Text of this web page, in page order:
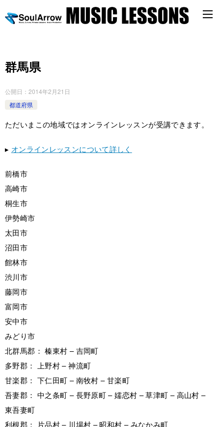
群馬県
公開日： 2014年2月21日
都道府県
ただいまこの地域ではオンラインレッスンが受講できます。
▸ オンラインレッスンについて詳しく
前橋市
高崎市
桐生市
伊勢崎市
太田市
沼田市
館林市
渋川市
藤岡市
富岡市
安中市
みどり市
北群馬郡： 榛東村 – 吉岡町
多野郡： 上野村 – 神流町
甘楽郡： 下仁田町 – 南牧村 – 甘楽町
吾妻郡： 中之条町 – 長野原町 – 嬬恋村 – 草津町 – 高山村 –
東吾妻町
利根郡： 片品村 – 川場村 – 昭和村 – みなかみ町